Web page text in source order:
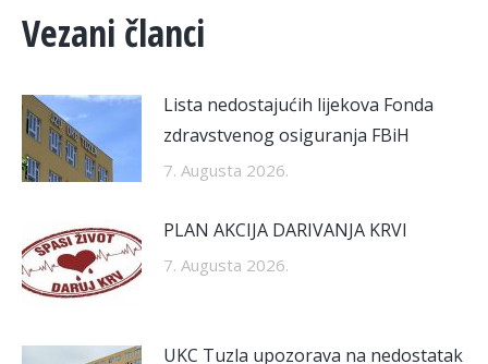
Vezani članci
Lista nedostajućih lijekova Fonda
zdravstvenog osiguranja FBiH
7. Augusta 2026.
PLAN AKCIJA DARIVANJA KRVI
7. Augusta 2026.
UKC Tuzla upozorava na nedostatak